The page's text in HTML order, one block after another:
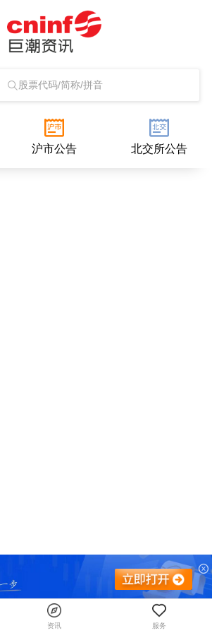
股票代码/简称/拼音
沪市公告 北交所公告
资讯 服务